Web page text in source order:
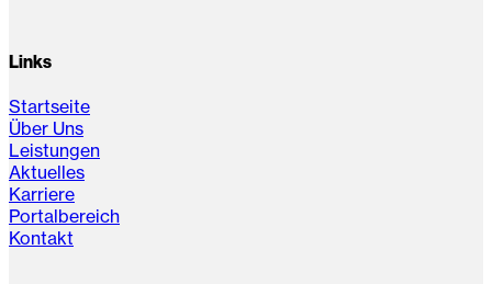
Links
Startseite
Über Uns
Leistungen
Aktuelles
Karriere
Portalbereich
Kontakt